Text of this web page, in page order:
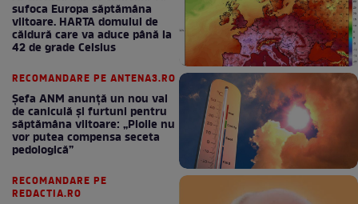
sufoca Europa săptămâna
viitoare. HARTA domului de
căldură care va aduce până la
42 de grade Celsius
RECOMANDARE PE ANTENA3.RO
Șefa ANM anunță un nou val
de caniculă și furtuni pentru
săptămâna viitoare: „Ploile nu
vor putea compensa seceta
pedologică”
RECOMANDARE PE
REDACTIA.RO